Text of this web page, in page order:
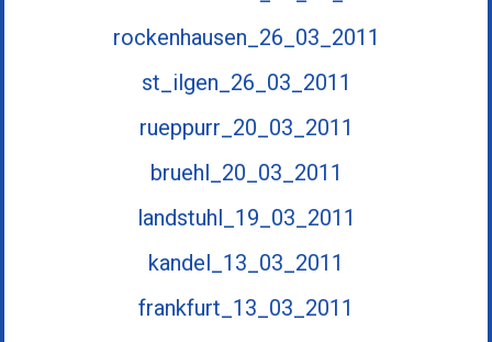
rockenhausen_26_03_2011
st_ilgen_26_03_2011
rueppurr_20_03_2011
bruehl_20_03_2011
landstuhl_19_03_2011
kandel_13_03_2011
frankfurt_13_03_2011